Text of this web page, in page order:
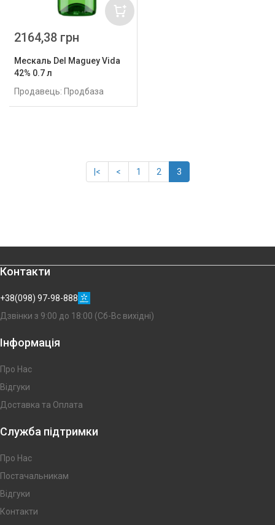
Мескаль Del Maguey Vida
42% 0.7 л
Продавець: Продбаза
2164,38 грн
|< < 1 2 3
Контакти
+38(098) 97-98-888
Дзвінки з 9:00 до 18:00 (Сб-Вс вихідні)
Інформація
Про Нас
Відгуки
Доставка та Оплата
Служба підтримки
Про Нас
Постачальникам
Відгуки
Контакти